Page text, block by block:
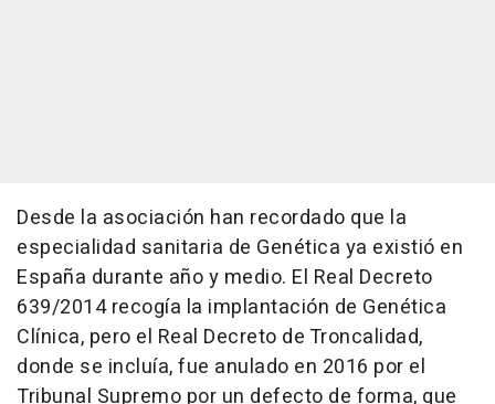
Desde la asociación han recordado que la
especialidad sanitaria de Genética ya existió en
España durante año y medio. El Real Decreto
639/2014 recogía la implantación de Genética
Clínica, pero el Real Decreto de Troncalidad,
donde se incluía, fue anulado en 2016 por el
Tribunal Supremo por un defecto de forma, que